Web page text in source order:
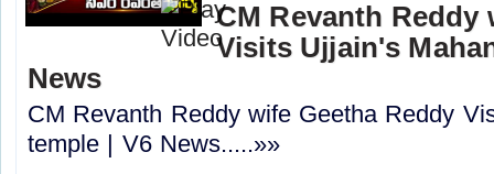
CM Revanth Reddy
Visits Ujjain's
News
CM Revanth Reddy wife Geetha Reddy
temple | V6 News.....»»